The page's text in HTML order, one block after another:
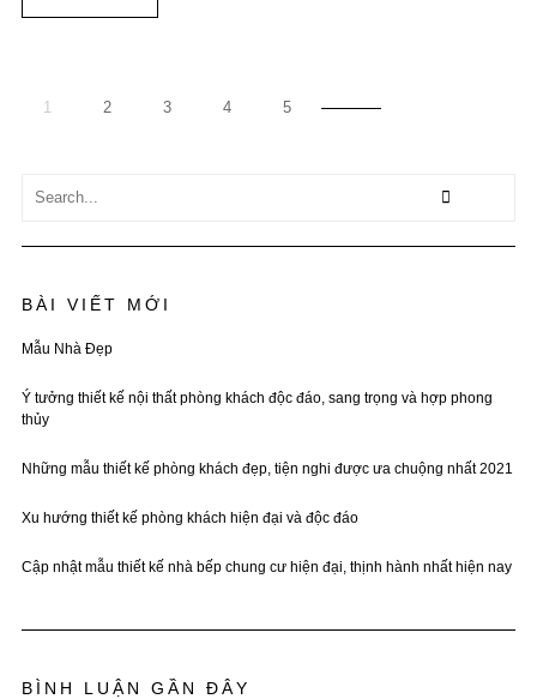
1 2 3 4 5
BÀI VIẾT MỚI
Mẫu Nhà Đẹp
Ý tưởng thiết kế nội thất phòng khách độc đáo, sang trọng và hợp phong
thủy
Những mẫu thiết kế phòng khách đẹp, tiện nghi được ưa chuộng nhất 2021
Xu hướng thiết kế phòng khách hiện đại và độc đáo
Cập nhật mẫu thiết kế nhà bếp chung cư hiện đại, thịnh hành nhất hiện nay
BÌNH LUẬN GẦN ĐÂY